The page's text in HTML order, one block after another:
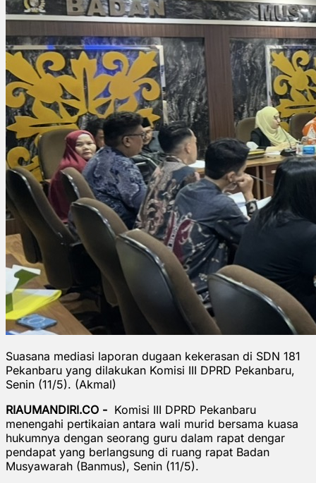
Suasana mediasi laporan dugaan kekerasan di SDN 181
Pekanbaru yang dilakukan Komisi III DPRD Pekanbaru,
Senin (11/5). (Akmal)
RIAUMANDIRI.CO - Komisi III DPRD Pekanbaru
menengahi pertikaian antara wali murid bersama kuasa
hukumnya dengan seorang guru dalam rapat dengar
pendapat yang berlangsung di ruang rapat Badan
Musyawarah (Banmus), Senin (11/5).